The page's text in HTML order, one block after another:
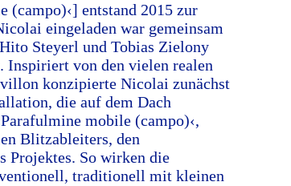
entstand 2015 zur
eingeladen war gemeinsam
Steyerl und Tobias Zielony
Inspiriert von den vielen realen
konzipierte Nicolai zunächst
die auf dem Dach
mobile (campo)‹,
Blitzableiters, den
Projektes. So wirken die
traditionell mit kleinen